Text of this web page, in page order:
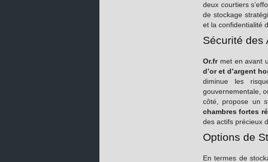
deux courtiers
de stockage
et la confidentialité
Sécurité des
Or.frmet en avant
d’or et d’argent
diminue les
gouvernementale,
côté, propose un
chambres fortes
des actifs précieux
Options de
En termes de